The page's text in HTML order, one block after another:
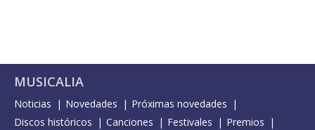
MUSICALIA
Noticias Novedades
Próximas novedades
Discos históricos
Canciones Festivales
Premios